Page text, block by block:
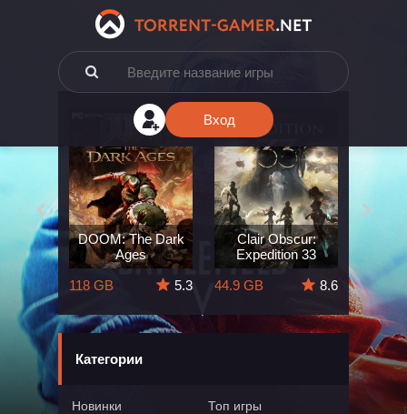
Вход
The
5.7
DOOM: The Dark
Ages
118 GB
5.3
Clair Obscur:
Expedition 33
44.9 GB
8.6
164 GB
Категории
Новинки
Топ игры